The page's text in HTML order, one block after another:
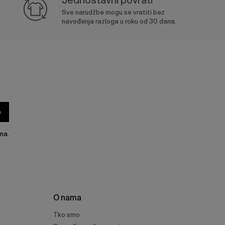
Sve narudžbe mogu se vratiti bez
navođenja razloga u roku od 30 dana.
O nama
Tko smo